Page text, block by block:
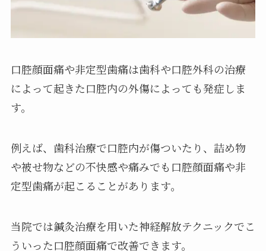
口腔顔面痛や非定型歯痛は歯科や口腔外科の治療
によって起きた口腔内の外傷によっても発症しま
す。
例えば、歯科治療で口腔内が傷ついたり、詰め物
や被せ物などの不快感や痛みでも口腔顔面痛や非
定型歯痛が起こることがあります。
当院では鍼灸治療を用いた神経解放テクニックでこ
ういった口腔顔面痛で改善できます。